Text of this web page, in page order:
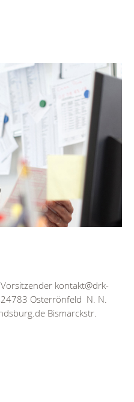
kontakt@drk-
Osterrönfeld N. N.
Bismarckstr.